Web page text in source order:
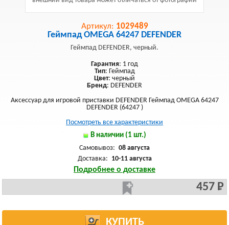
Артикул: 1029489
Геймпад OMEGA 64247 DEFENDER
Геймпад DEFENDER, черный.
Гарантия: 1 год
Тип: Геймпад
Цвет: черный
Бренд: DEFENDER
Аксессуар для игровой приставки DEFENDER Геймпад OMEGA 64247
DEFENDER (64247 )
Посмотреть все характеристики
В наличии (1 шт.)
Самовывоз: 08 августа
Доставка: 10-11 августа
Подробнее о доставке
457 Р
КУПИТЬ